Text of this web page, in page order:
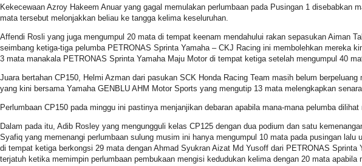
Kekecewaan Azroy Hakeem Anuar yang gagal memulakan perlumbaan pada Pusingan 1
mata tersebut melonjakkan beliau ke tangga kelima keseluruhan.
Affendi Rosli yang juga mengumpul 20 mata di tempat keenam mendahului rakan sepasukan Aiman
seimbang ketiga-tiga pelumba PETRONAS Sprinta Yamaha – CKJ Racing ini membolehkan mereka
3 mata manakala PETRONAS Sprinta Yamaha Maju Motor di tempat ketiga setelah mengumpul 40
Juara bertahan CP150, Helmi Azman dari pasukan SCK Honda Racing Team masih belum
yang kini bersama Yamaha GENBLU AHM Motor Sports yang mengutip 13 mata melengkapkan
Perlumbaan CP150 pada minggu ini pastinya menjanjikan debaran apabila mana-mana pelumba
Dalam pada itu, Adib Rosley yang mengungguli kelas CP125 dengan dua podium dan satu
Syafiq yang memenangi perlumbaan sulung musim ini hanya mengumpul 10 mata pada pusingan
di tempat ketiga berkongsi 29 mata dengan Ahmad Syukran Aizat Md Yusoff dari PETRONAS
terjatuh ketika memimpin perlumbaan pembukaan mengisi kedudukan kelima dengan 20 mata apabila